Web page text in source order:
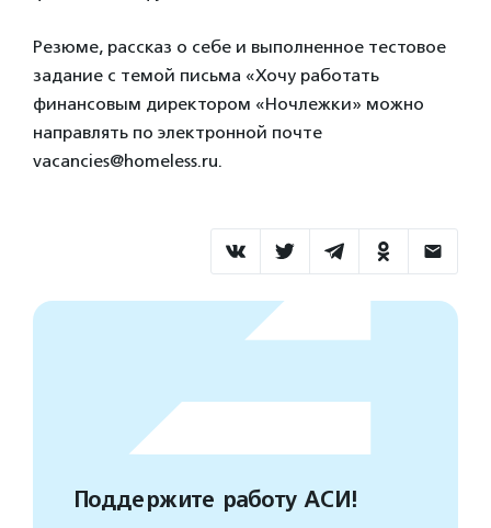
Резюме, рассказ о себе и выполненное тестовое
задание с темой письма «Хочу работать
финансовым директором «Ночлежки» можно
направлять по электронной почте
vacancies@homeless.ru.
Поддержите работу АСИ!